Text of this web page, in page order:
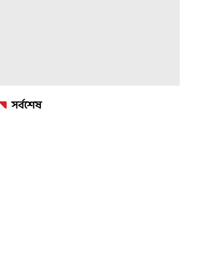
সর্বশেষ